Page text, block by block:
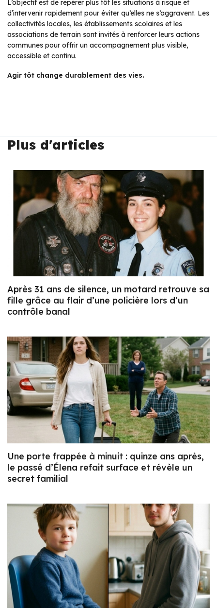
L’objectif est de repérer plus tôt les situations à risque et
d’intervenir rapidement pour éviter qu’elles ne s’aggravent. Les
collectivités locales, les établissements scolaires et les
associations de terrain sont invités à renforcer leurs actions
communes pour offrir un accompagnement plus visible,
accessible et continu.
Agir tôt change durablement des vies.
Plus d'articles
Après 31 ans de silence, un motard retrouve sa
fille grâce au flair d’une policière lors d’un
contrôle banal
Une porte frappée à minuit : quinze ans après,
le passé d’Élena refait surface et révèle un
secret familial